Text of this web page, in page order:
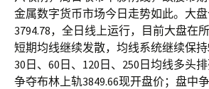
金属数字货币市场今日走势如此。大
3794.78，全日线上运行，目前大盘在
短期均线继续发散，均线系统继续保持
30日、60日、120日、250日均线多头
争夺布林上轨3849.66现开盘价；盘中